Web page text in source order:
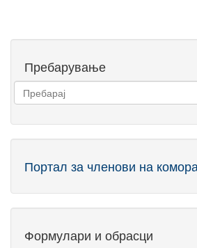
Пребарување
Портал за членови на
Формулари и обрасци